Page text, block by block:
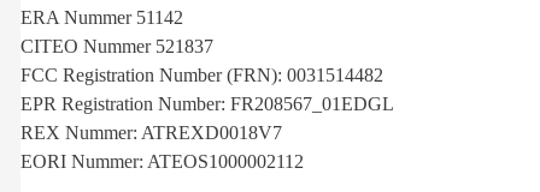
ERA Nummer 51142
CITEO Nummer 521837
FCC Registration Number (FRN): 0031514482
EPR Registration Number: FR208567_01EDGL
REX Nummer: ATREXD0018V7
EORI Nummer: ATEOS1000002112